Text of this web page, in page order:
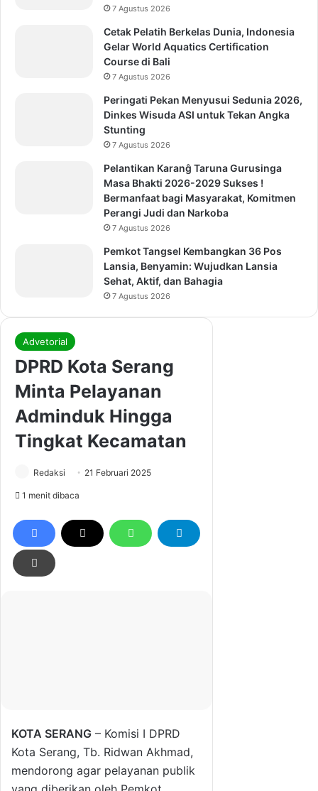
7 Agustus 2026
Cetak Pelatih Berkelas Dunia, Indonesia
Gelar World Aquatics Certification
Course di Bali
7 Agustus 2026
Peringati Pekan Menyusui Sedunia 2026,
Dinkes Wisuda ASI untuk Tekan Angka
Stunting
7 Agustus 2026
Pelantikan Karanĝ Taruna Gurusinga
Masa Bhakti 2026-2029 Sukses !
Bermanfaat bagi Masyarakat, Komitmen
Perangi Judi dan Narkoba
7 Agustus 2026
Pemkot Tangsel Kembangkan 36 Pos
Lansia, Benyamin: Wujudkan Lansia
Sehat, Aktif, dan Bahagia
7 Agustus 2026